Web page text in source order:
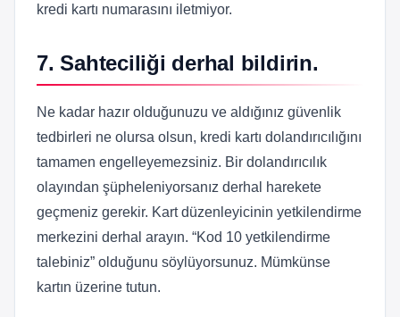
kredi kartı numarasını iletmiyor.
7. Sahteciliği derhal bildirin.
Ne kadar hazır olduğunuzu ve aldığınız güvenlik
tedbirleri ne olursa olsun, kredi kartı dolandırıcılığını
tamamen engelleyemezsiniz. Bir dolandırıcılık
olayından şüpheleniyorsanız derhal harekete
geçmeniz gerekir. Kart düzenleyicinin yetkilendirme
merkezini derhal arayın. “Kod 10 yetkilendirme
talebiniz” olduğunu söylüyorsunuz. Mümkünse
kartın üzerine tutun.